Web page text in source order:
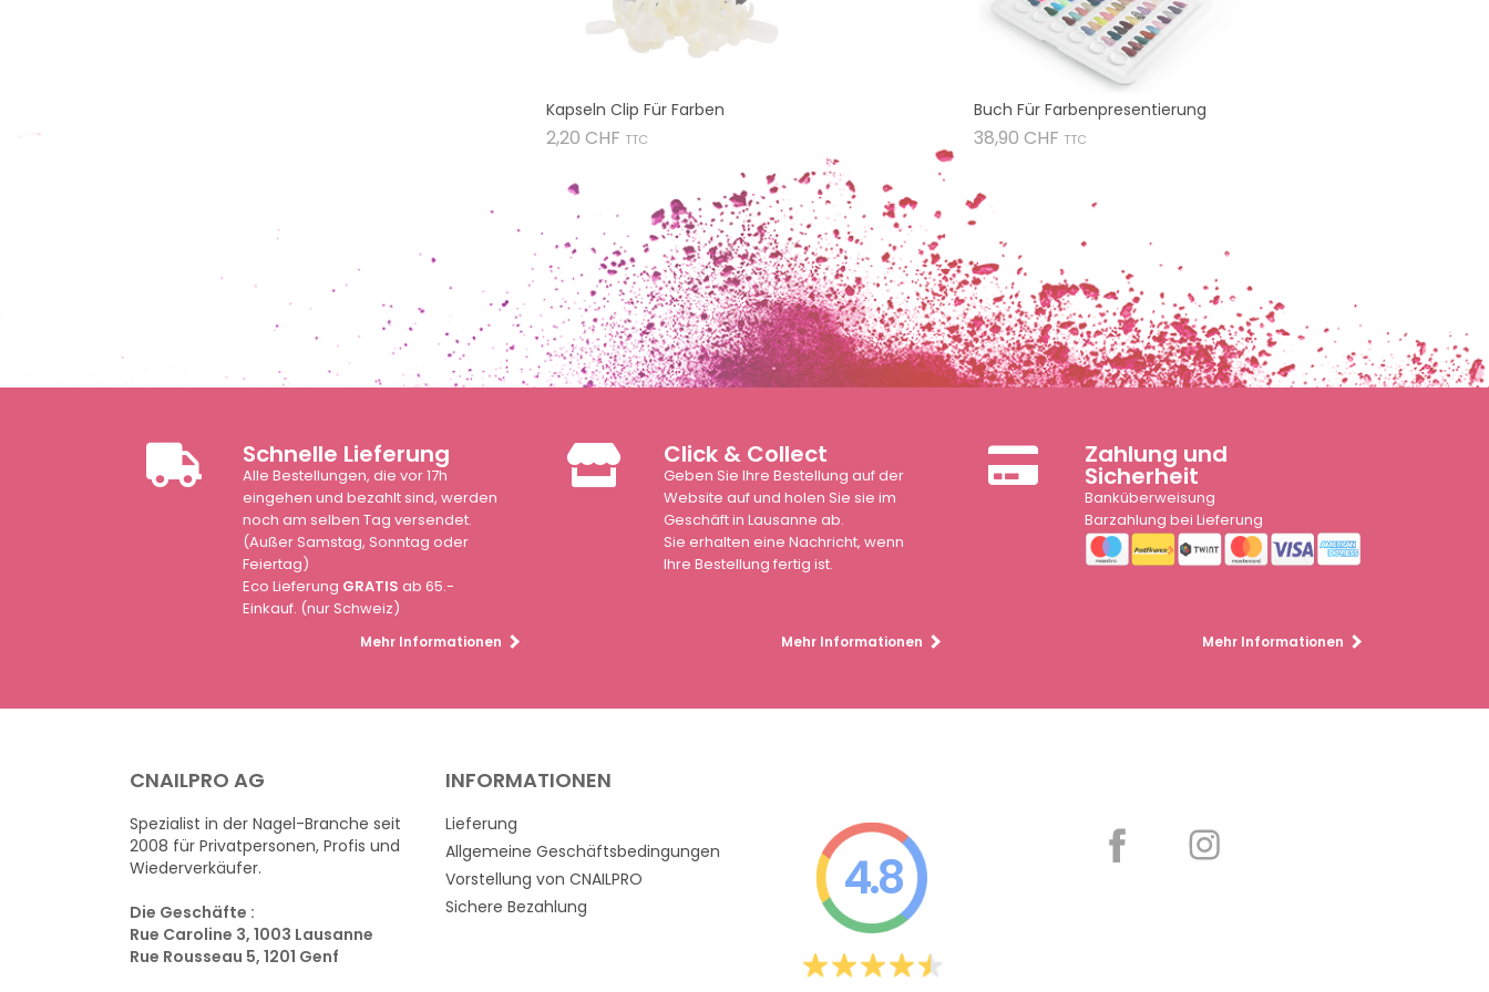
Kapseln Clip Für Farben
2,20 CHF Preis
TTC
Buch Für Farbenpresentierung
38,90 CHF Preis
TTC
Schnelle Lieferung
Alle Bestellungen, die vor 17h
eingehen und bezahlt sind, werden
noch am selben Tag versendet.
(Außer Samstag, Sonntag oder
Feiertag)
Eco Lieferung GRATIS ab 65.-
Einkauf. (nur Schweiz)
Mehr Informationen
Click & Collect
Geben Sie Ihre Bestellung auf der
Website auf und holen Sie sie im
Geschäft in Lausanne ab.
Sie erhalten eine Nachricht, wenn
Ihre Bestellung fertig ist.
Mehr Informationen
Zahlung und
Sicherheit
Banküberweisung
Barzahlung bei Lieferung
Mehr Informationen
CNAILPRO AG
Spezialist in der Nagel-Branche seit
2008 für Privatpersonen, Profis und
Wiederverkäufer.
Die Geschäfte :
Rue Caroline 3, 1003 Lausanne
Rue Rousseau 5, 1201 Genf
INFORMATIONEN
Lieferung
Allgemeine Geschäftsbedingungen
Vorstellung von CNAILPRO
Sichere Bezahlung
4.8